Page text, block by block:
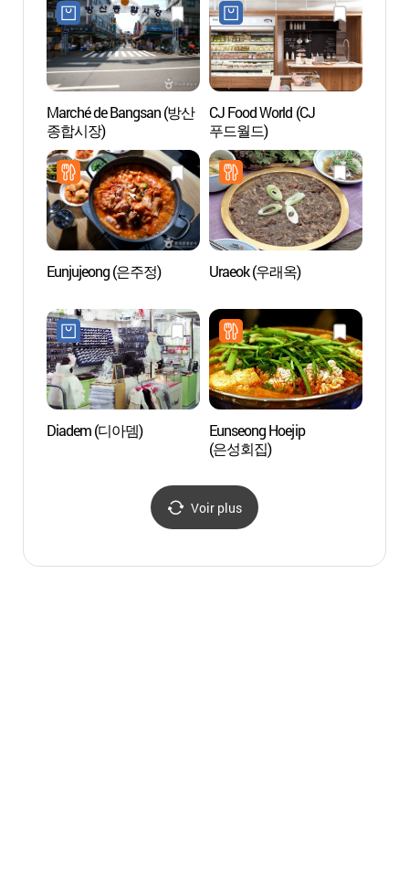
Marché de Bangsan (방산
종합시장)
CJ Food World (CJ
푸드월드)
Eunjujeong (은주정) Uraeok (우래옥)
Diadem (디아뎀)
Eunseong Hoejip
(은성회집)
Voir plus